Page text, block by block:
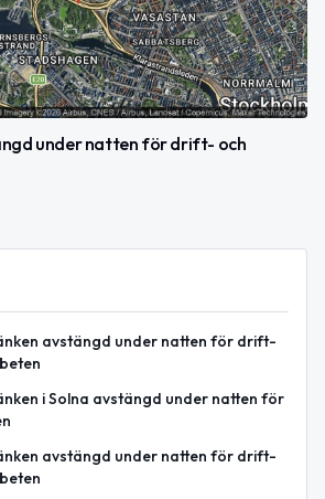
under natten för drift- och
avstängd under natten för drift-
i Solna avstängd under natten för
avstängd under natten för drift-